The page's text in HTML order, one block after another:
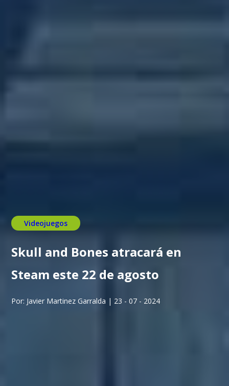
Videojuegos
Skull and Bones atracará en
Steam este 22 de agosto
Por: Javier Martinez Garralda | 23 - 07 - 2024